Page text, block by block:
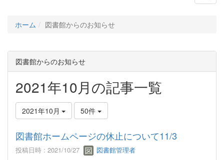
ホーム 図書館からのお知らせ
図書館からのお知らせ
2021年10月の記事一覧
2021年10月 50件
図書館ホームページの休止について11/3
投稿日時 : 2021/10/27 図書館管理者